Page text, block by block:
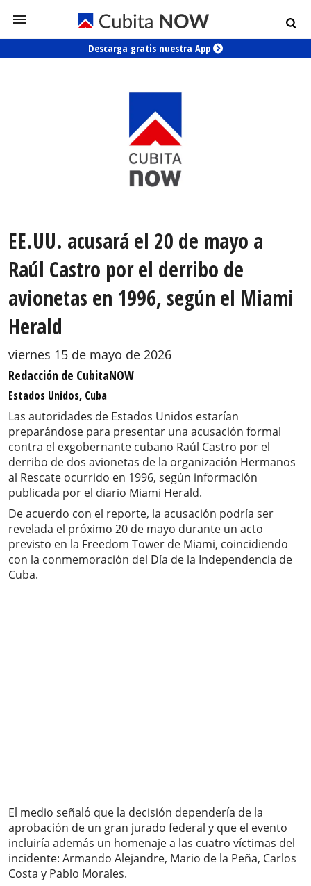
Descarga gratis nuestra App
EE.UU. acusará el 20 de mayo a
Raúl Castro por el derribo de
avionetas en 1996, según el Miami
Herald
viernes 15 de mayo de 2026
Redacción de CubitaNOW
Estados Unidos, Cuba
Las autoridades de Estados Unidos estarían
preparándose para presentar una acusación formal
contra el exgobernante cubano Raúl Castro por el
derribo de dos avionetas de la organización Hermanos
al Rescate ocurrido en 1996, según información
publicada por el diario Miami Herald.
De acuerdo con el reporte, la acusación podría ser
revelada el próximo 20 de mayo durante un acto
previsto en la Freedom Tower de Miami, coincidiendo
con la conmemoración del Día de la Independencia de
Cuba.
El medio señaló que la decisión dependería de la
aprobación de un gran jurado federal y que el evento
incluiría además un homenaje a las cuatro víctimas del
incidente: Armando Alejandre, Mario de la Peña, Carlos
Costa y Pablo Morales.